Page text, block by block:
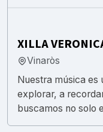
XILLA
Vinaròs
Nuestra música es
explorar, a
buscamos no solo